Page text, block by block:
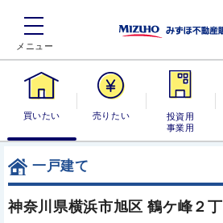
買いたい 売りたい
投資用・事業
用
一戸建て
神奈川県横浜市旭区 鶴ケ峰２丁